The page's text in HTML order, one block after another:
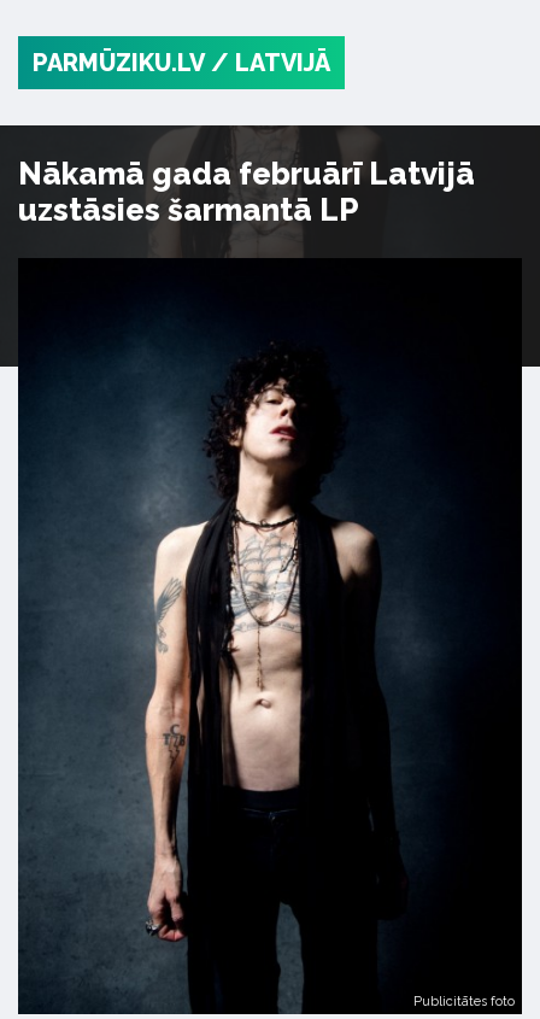
PARMŪZIKU.LV / LATVIJĀ
Nākamā gada februārī Latvijā
uzstāsies šarmantā LP
Publicitātes foto